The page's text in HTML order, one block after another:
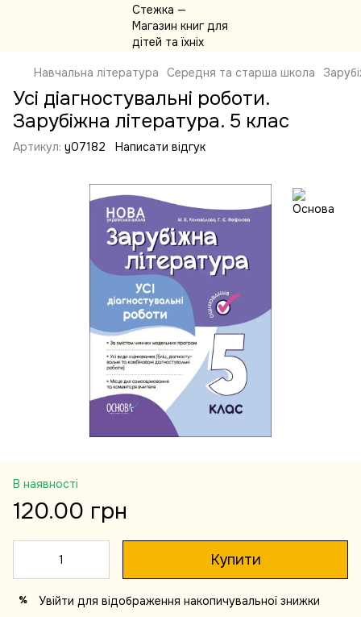
Навчальна література Середня та старша школа
Усі діагностувальні роботи.
Зарубіжна література. 5 клас
Артикул: y07182 Написати відгук
В наявності
120.00 грн
Купити
% Увійти для відображення накопичувальної знижки